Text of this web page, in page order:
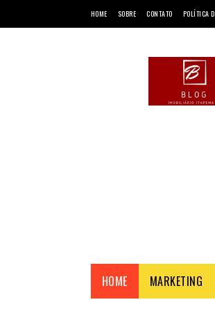
HOME SOBRE CONTATO POLÍTICA
HOME MARKETING